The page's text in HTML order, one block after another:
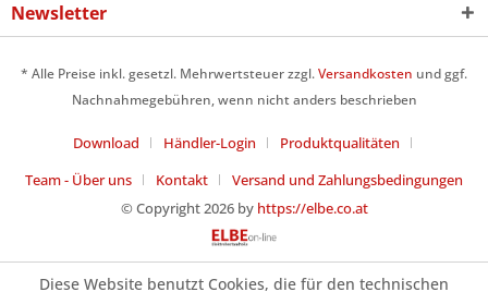
Newsletter
* Alle Preise inkl. gesetzl. Mehrwertsteuer zzgl.Versandkosten und ggf.
Nachnahmegebühren, wenn nicht anders beschrieben
Download Händler-Login
Produktqualitäten
Team - Über uns
Kontakt
Versand und Zahlungsbedingungen
© Copyright 2026 by https://elbe.co.at
Diese Website benutzt Cookies, die für den technischen